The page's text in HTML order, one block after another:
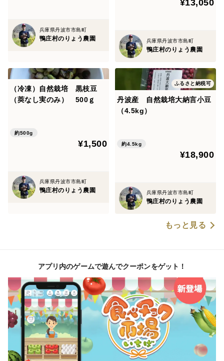
兵庫県丹波市市島町
鴨庄村のりょう農園
¥13,050
兵庫県丹波市市島町
鴨庄村のりょう農園
（冷凍）自然栽培 黒枝豆
（莢なし実のみ） 500ｇ
約500g
¥1,500
兵庫県丹波市市島町
鴨庄村のりょう農園
ふるさと納税可
丹波産 自然栽培大納言小豆
（4.5kg）
約4.5kg
¥18,900
兵庫県丹波市市島町
鴨庄村のりょう農園
もっと見る
アプリ内のゲームで遊んでクーポンをゲット！